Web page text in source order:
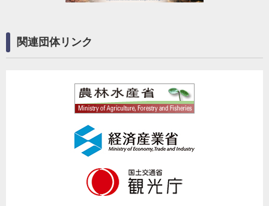
関連団体リンク